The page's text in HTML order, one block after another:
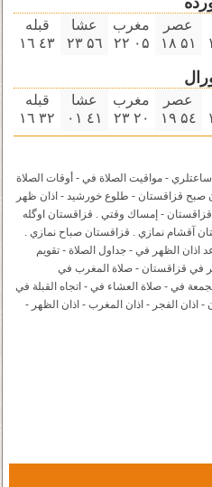
عصر
۵۱ ۱٨
مغرب
۰۵ ۲۲
عشا
۵٦ ۲۳
قبله
٤۳ ۱٦
عصر
۵٤ ۱٩
مغرب
۲۰ ۲۳
عشا
٤۱ ۰۱
قبله
۳۲ ۱٦
- مواقيت الصلاة في - أوقات الصلاة
قزاقستان - طلوع خورشید - اذان ظهر
- إمساك وقتي . قزاقستان اوگله
آقشام نمازي . قزاقستان صباح نمازي .
اذان الظهر في - جداول الصلاة - تقويم
في قزاقستان - صلاة المغرب في
في - صلاة العشاء في - اتجاه القبلة في
اذان الفجر - اذان المغرب - اذان الظهر -